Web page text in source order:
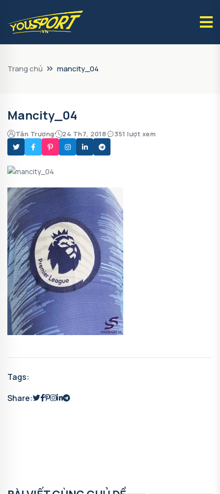
Trang chủ mancity_04
Mancity_04
Tân Trương 24 Th7, 2018 351 lượt xem
Tags:
Share: